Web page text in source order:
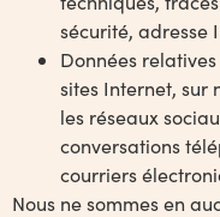
sécurité, adresse
Données
sites Internet, sur
les réseaux
conversations
courriers
Nous ne sommes en